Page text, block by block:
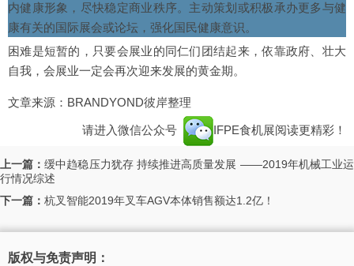
内健康形象，尽快稳定商业秩序。主动策划或积极承办更多与健
康有关的国际展会或论坛，强化国民健康意识。
困难是短暂的，只要会展业的同仁们团结起来，依靠政府、壮大
自我，会展业一定会再次迎来发展的黄金期。
文章来源：BRANDYOND彼岸整理
请进入微信公众号 IFPE食机展阅读更精彩！
上一篇：缓中趋稳压力犹存 持续推进高质量发展 ——2019年机械工业运
行情况综述
下一篇： 杭叉智能2019年叉车AGV本体销售额达1.2亿！
版权与免责声明：